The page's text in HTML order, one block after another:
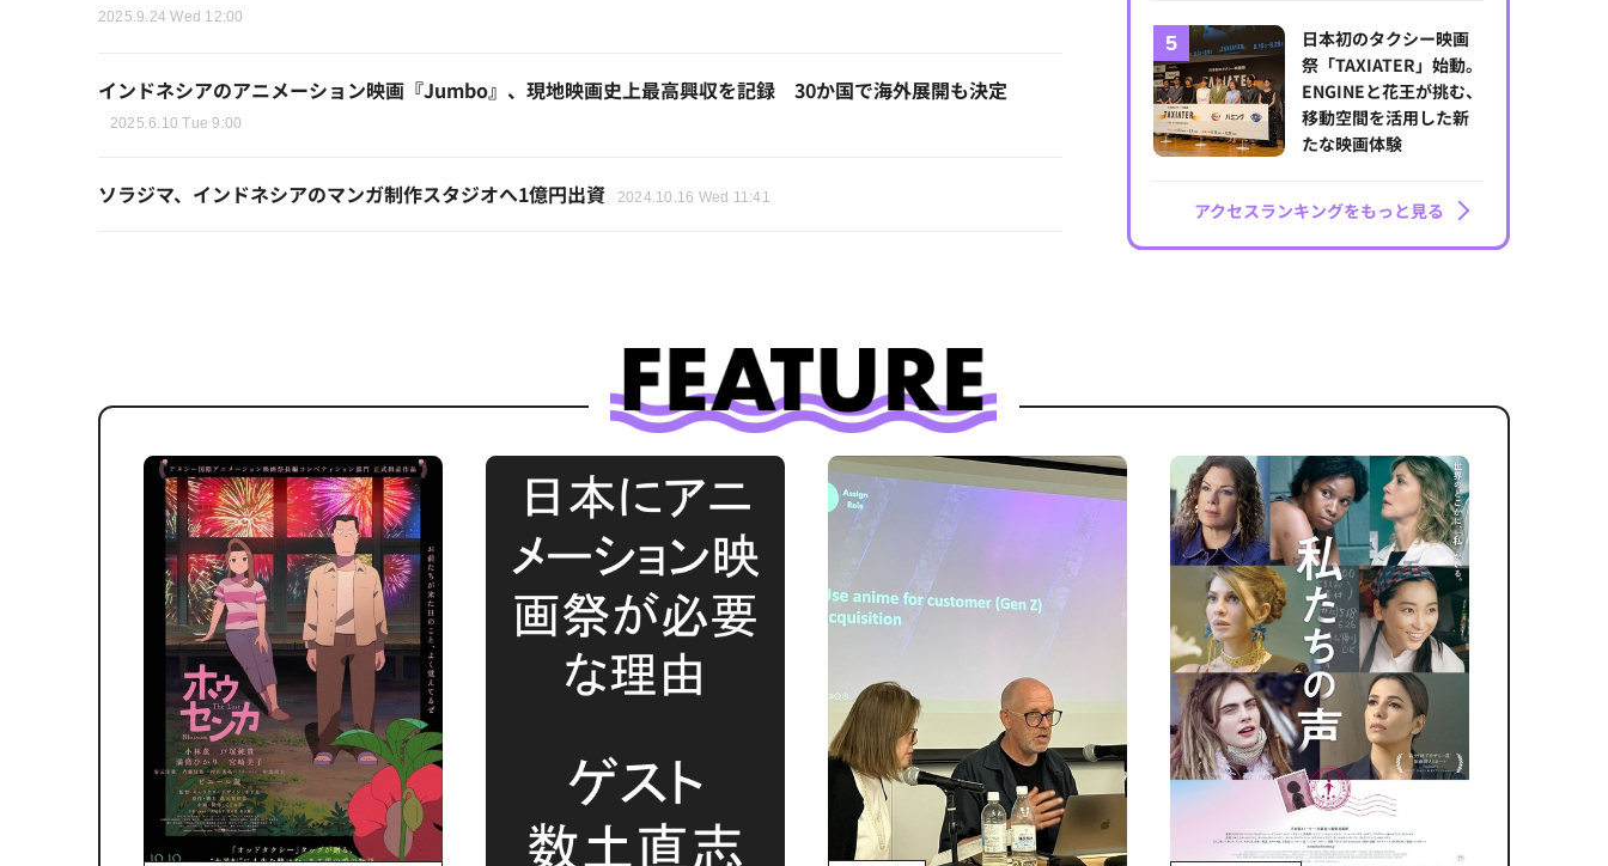
2025.9.24 Wed 12:00
インドネシアのアニメーション映画『Jumbo』、現地映画史上最高興収を記録 30か国で海外展開も決定
2025.6.10 Tue 9:00
ソラジマ、インドネシアのマンガ制作スタジオへ1億円出資 2024.10.16 Wed 11:41
日本初のタクシー映画
祭「TAXIATER」始動。
ENGINEと花王が挑む、
移動空間を活用した新
たな映画体験
アクセスランキングをもっと見る